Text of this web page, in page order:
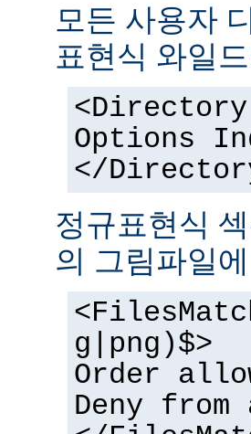
모든 사용자
표현식 와일
Options
</
정규표현식
의 그림파일
g|png)$>
Order
Deny